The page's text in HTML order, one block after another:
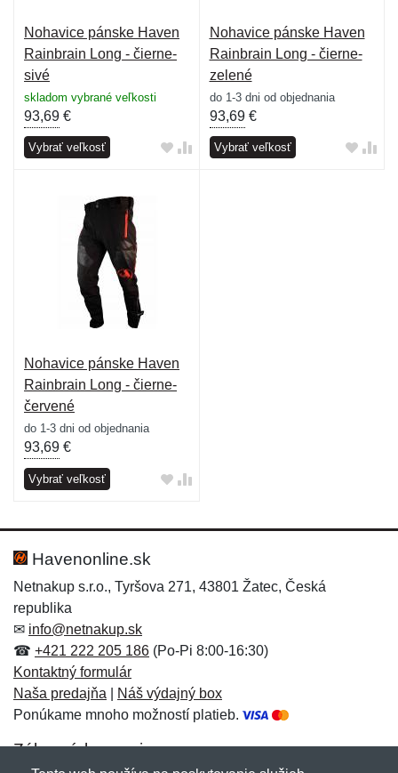
Nohavice pánske Haven
Rainbrain Long - čierne-
sivé
skladom vybrané veľkosti
93,69 €
Vybrať veľkosť
Nohavice pánske Haven
Rainbrain Long - čierne-
zelené
do 1-3 dni od objednania
93,69€
Vybrať veľkosť
Nohavice pánske Haven
Rainbrain Long - čierne-
červené
do 1-3 dni od objednania
93,69 €
Vybrať veľkosť
Havenonline.sk
Netnakup s.r.o., Tyršova 271, 43801 Žatec, Česká
republika
✉ info@netnakup.sk
☎ +421 222 205 186 (Po-Pi 8:00-16:30)
Kontaktný formulár
Naša predajňa
Náš výdajný box
Ponúkame mnoho možností platieb.
Zákaznícky servis